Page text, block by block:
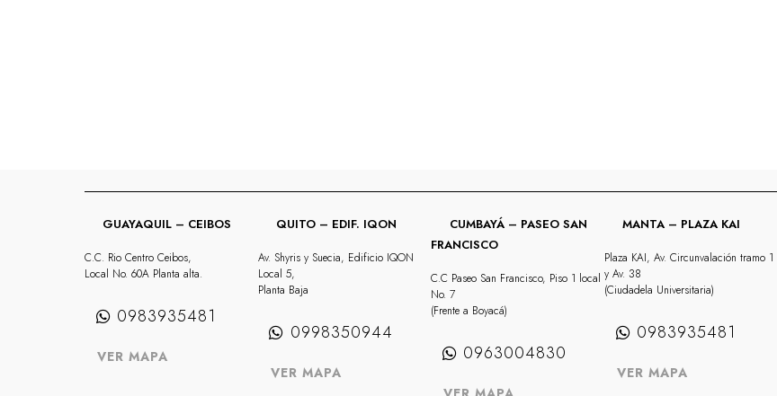
GUAYAQUIL – CEIBOS
C.C. Rio Centro Ceibos,
Local No. 60A Planta alta.
0983935481
VER MAPA
QUITO – EDIF. IQON
Av. Shyris y Suecia, Edificio IQON
Local 5,
Planta Baja
0998350944
VER MAPA
CUMBAYÁ – PASEO SAN
FRANCISCO
C.C Paseo San Francisco, Piso 1 local
No. 7
(Frente a Boyacá)
0963004830
MANTA – PLAZA KAI
Plaza KAI, Av. Circunvalación tramo 1
y Av. 38
(Ciudadela Universitaria)
0983935481
VER MAPA